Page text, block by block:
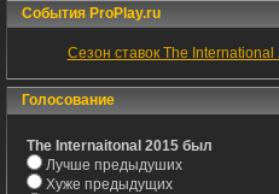
События ProPlay.ru
Сезон ставок The International
Голосование
The Internaitonal 2015 был
Лучше предыдуших
Хуже предыдущих